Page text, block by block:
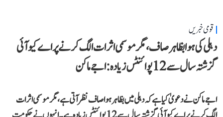
قومی خبریں
دہلی کی ہوا بظاہر صاف، مگر موسمی اثرات الگ کرنے پر اے کیو آئی
گزشتہ سال سے 12 پوائنٹس زیادہ: اجے ماکن
اجے ماکن نے دعویٰ کیا ہے کہ دہلی میں بظاہر ہوا صاف نظر آتی ہے، مگر موسمی اثرات